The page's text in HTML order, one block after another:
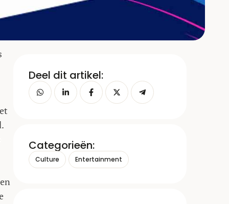
Deel dit artikel:
Categorieën:
Culture Entertainment